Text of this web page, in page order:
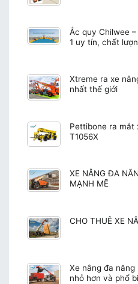
Ắc quy Chilwee
1 uy tín, chất
Xtreme ra xe
nhất thế giới
Pettibone ra mắt
T1056X
XE NÂNG ĐA
MẠNH MẼ
CHO THUÊ XE
Xe nâng đa
nhỏ hơn và phổ